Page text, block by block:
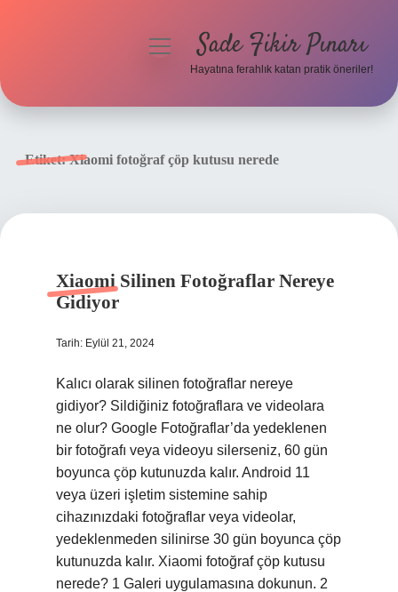
menüyüSade Fikir Pınarı
Hayatına ferahlık katan pratik öneriler!
Etiket:Xiaomi fotoğraf çöp kutusu nerede
Xiaomi Silinen Fotoğraflar Nereye
Gidiyor
Tarih: Eylül 21, 2024
Kalıcı olarak silinen fotoğraflar nereye
gidiyor? Sildiğiniz fotoğraflara ve videolara
ne olur? Google Fotoğraflar’da yedeklenen
bir fotoğrafı veya videoyu silerseniz, 60 gün
boyunca çöp kutunuzda kalır. Android 11
veya üzeri işletim sistemine sahip
cihazınızdaki fotoğraflar veya videolar,
yedeklenmeden silinirse 30 gün boyunca çöp
kutunuzda kalır. Xiaomi fotoğraf çöp kutusu
nerede? 1 Galeri uygulamasına dokunun. 2